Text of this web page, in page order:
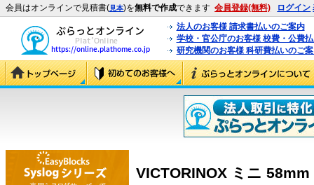
会員はオンラインで見積書(見本)を無料で作成できます 会員登録(無料) ログイン
法人のお客様 請求書払いのご案内
学校・官公庁のお客様 校費・公費
研究機関のお客様 科研費払いのご
VICTORINOX ミニ